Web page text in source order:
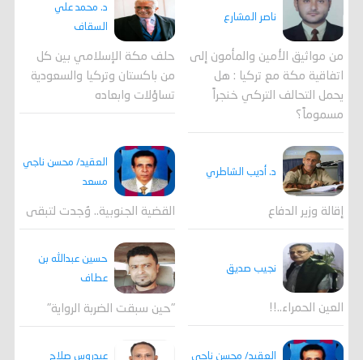
ناصر المشارع
من مواثيق الأمين والمأمون إلى
اتفاقية مكة مع تركيا : هل
يحمل التحالف التركي خنجراً
مسموماً؟
د. محمد علي
السقاف
حلف مكة الإسلامي بين كل
من باكستان وتركيا والسعودية
تساؤلات وابعاده
د. أديب الشاطري
إقالة وزير الدفاع
العقيد/ محسن ناجي
مسعد
القضية الجنوبية.. وُجدت لتبقى
نجيب صديق
العين الحمراء..!!
حسين عبدالله بن
عطاف
"حين سبقت الضربة الرواية"
العقيد/ محسن ناجي
عيدروس صلاح